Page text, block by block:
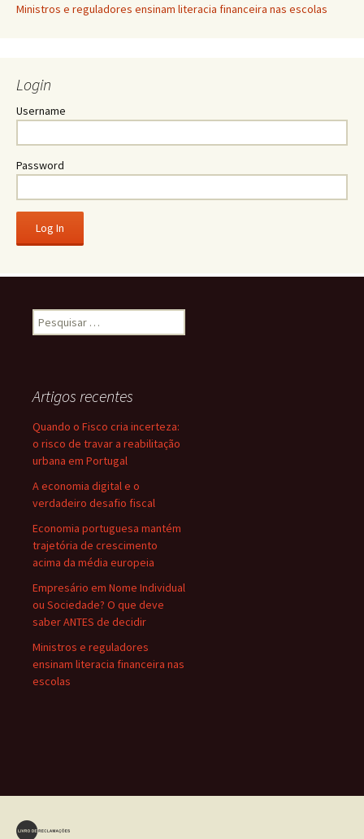
Ministros e reguladores ensinam literacia financeira nas escolas
Login
Username
Password
Pesquisar
por:
Artigos recentes
Quando o Fisco cria incerteza:
o risco de travar a reabilitação
urbana em Portugal
A economia digital e o
verdadeiro desafio fiscal
Economia portuguesa mantém
trajetória de crescimento
acima da média europeia
Empresário em Nome Individual
ou Sociedade? O que deve
saber ANTES de decidir
Ministros e reguladores
ensinam literacia financeira nas
escolas